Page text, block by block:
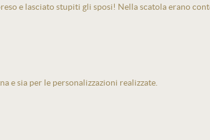
e lasciato stupiti gli sposi! Nella scatola erano
e sia per le personalizzazioni realizzate.